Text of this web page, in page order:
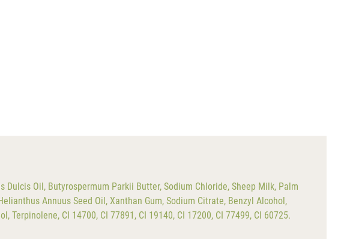
Oil, Butyrospermum Parkii Butter, Sodium Chloride, Sheep Milk, Palm
Annuus Seed Oil, Xanthan Gum, Sodium Citrate, Benzyl Alcohol,
CI 14700, CI 77891, CI 19140, CI 17200, CI 77499, CI 60725.